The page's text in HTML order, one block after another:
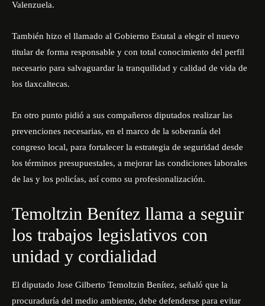
Valenzuela.
También hizo el llamado al Gobierno Estatal a elegir el nuevo
titular de forma responsable y con total conocimiento del perfil
necesario para salvaguardar la tranquilidad y calidad de vida de
los tlaxcaltecas.
En otro punto pidió a sus compañeros diputados realizar las
prevenciones necesarias, en el marco de la soberanía del
congreso local, para fortalecer la estrategia de seguridad desde
los términos presupuestales, a mejorar las condiciones laborales
de las y los policías, así como su profesionalización.
Temoltzin Benítez llama a seguir
los trabajos legislativos con
unidad y cordialidad
El diputado Jose Gilberto Temoltzin Benítez, señaló que la
procuraduría del medio ambiente, debe defenderse para evitar